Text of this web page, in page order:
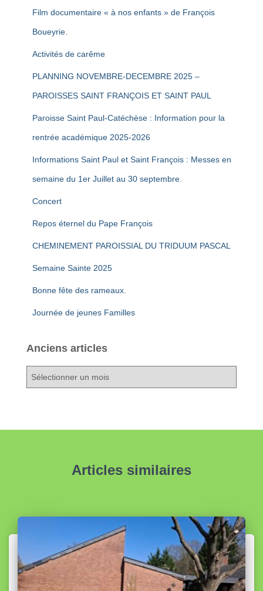
Film documentaire « à nos enfants » de François
Boueyrie.
Activités de carême
PLANNING NOVEMBRE-DECEMBRE 2025 –
PAROISSES SAINT FRANÇOIS ET SAINT PAUL
Paroisse Saint Paul-Catéchèse : Information pour la
rentrée académique 2025-2026
Informations Saint Paul et Saint François : Messes en
semaine du 1er Juillet au 30 septembre.
Concert
Repos éternel du Pape François
CHEMINEMENT PAROISSIAL DU TRIDUUM PASCAL
Semaine Sainte 2025
Bonne fête des rameaux.
Journée de jeunes Familles
Anciens articles
Articles similaires